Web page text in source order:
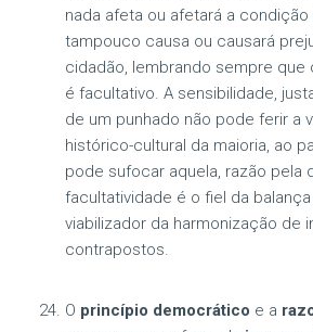
nada afeta ou afetará a condição
tampouco causa ou causará
cidadão, lembrando sempre que
é facultativo. A sensibilidade,
de um punhado não pode ferir a
histórico-cultural da maioria, ao
pode sufocar aquela, razão pela
facultatividade é o fiel da
viabilizador da harmonização de
contrapostos.
O princípio democrático e a